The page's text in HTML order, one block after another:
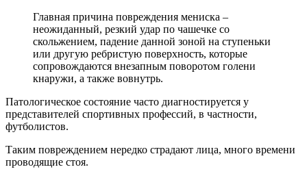
Главная причина повреждения мениска –
неожиданный, резкий удар по чашечке со
скольжением, падение данной зоной на ступеньки
или другую ребристую поверхность, которые
сопровождаются внезапным поворотом голени
кнаружи, а также вовнутрь.
Патологическое состояние часто диагностируется у
представителей спортивных профессий, в частности,
футболистов.
Таким повреждением нередко страдают лица, много времени
проводящие стоя.